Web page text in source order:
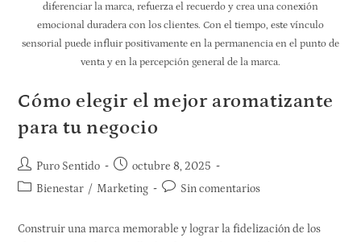
diferenciar la marca, refuerza el recuerdo y crea una conexión
emocional duradera con los clientes. Con el tiempo, este vínculo
sensorial puede influir positivamente en la permanencia en el punto de
venta y en la percepción general de la marca.
Cómo elegir el mejor aromatizante
para tu negocio
Puro Sentido
octubre 8, 2025
Bienestar / Marketing Sin comentarios
Construir una marca memorable y lograr la fidelización de los